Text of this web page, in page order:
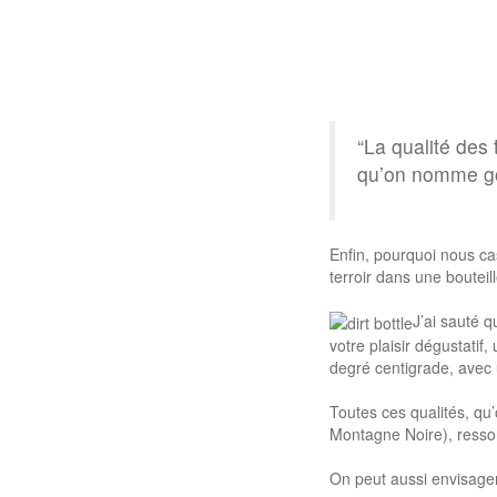
“La qualité
qu’on nomme
Enfin, pourquoi nous
terroir dans une
J’ai sauté
votre plaisir dégustatif,
degré centigrade,
Toutes ces qualités,
Montagne Noire),
On peut aussi